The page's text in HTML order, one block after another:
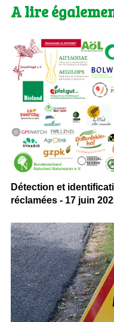
A lire
Détection et
réclamées - 17 juin